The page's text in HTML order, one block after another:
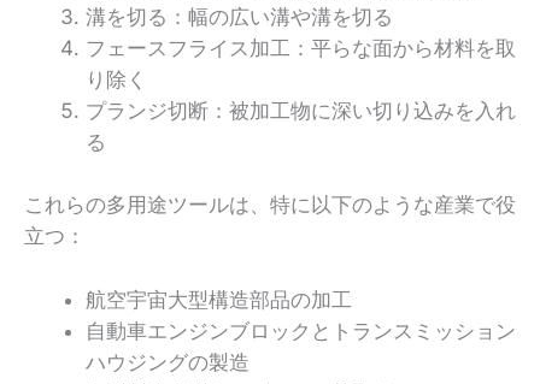
溝を切る：幅の広い溝や溝を切る
フェースフライス加工：平らな面から材料を取
り除く
プランジ切断：被加工物に深い切り込みを入れ
る
これらの多用途ツールは、特に以下のような産業で役
立つ：
航空宇宙大型構造部品の加工
自動車エンジンブロックとトランスミッション
ハウジングの製造